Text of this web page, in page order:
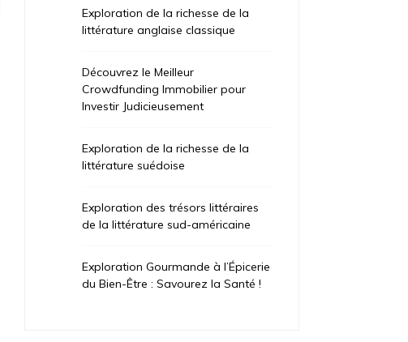
Exploration de la richesse de la
littérature anglaise classique
Découvrez le Meilleur
Crowdfunding Immobilier pour
Investir Judicieusement
Exploration de la richesse de la
littérature suédoise
Exploration des trésors littéraires
de la littérature sud-américaine
Exploration Gourmande à l’Épicerie
du Bien-Être : Savourez la Santé !